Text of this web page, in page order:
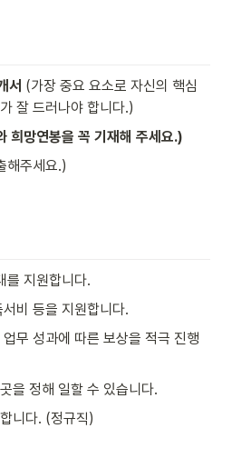
서 (가장 중요 요소로 자신의 핵심
잘 드러나야 합니다.)
희망연봉을 꼭 기재해 주세요.)
해주세요.)
를 지원합니다.
비 등을 지원합니다.
무 성과에 따른 보상을 적극 진행
을 정해 일할 수 있습니다.
니다. (정규직)